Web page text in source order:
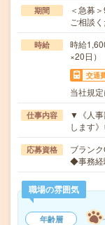
期間
＜急募
ご相談
時給
時給
×20日）
交通
当社規
仕事内容
▼《人事
します
応募資格
ブラン
◆事務経
職場の雰囲気
年齢層